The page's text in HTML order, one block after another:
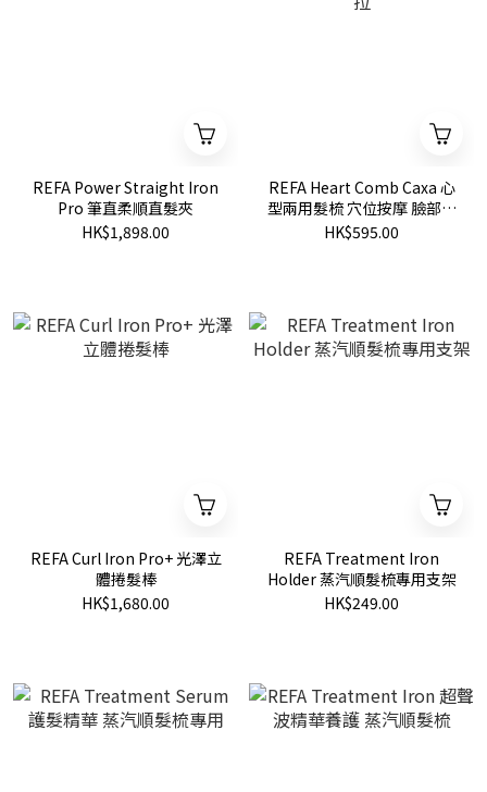
REFA Power Straight Iron
Pro 筆直柔順直髮夾
HK$1,898.00
REFA Heart Comb Caxa 心
型兩用髮梳 穴位按摩 臉部提
拉
HK$595.00
REFA Curl Iron Pro+ 光澤立
體捲髮棒
HK$1,680.00
REFA Treatment Iron
Holder 蒸汽順髮梳專用支架
HK$249.00